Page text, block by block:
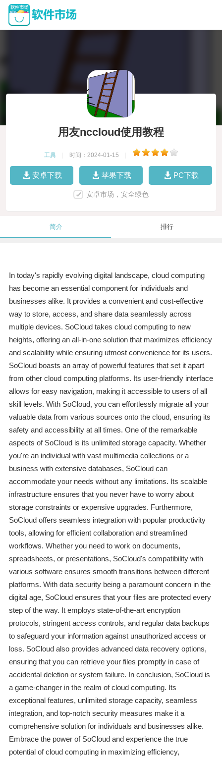
用友nccloud使用教程
工具 时间：2024-01-15
安卓下载 苹果下载 PC下载
安卓市场，安全绿色
简介 排行
In today's rapidly evolving digital landscape, cloud computing
has become an essential component for individuals and
businesses alike. It provides a convenient and cost-effective
way to store, access, and share data seamlessly across
multiple devices. SoCloud takes cloud computing to new
heights, offering an all-in-one solution that maximizes efficiency
and scalability while ensuring utmost convenience for its users.
SoCloud boasts an array of powerful features that set it apart
from other cloud computing platforms. Its user-friendly interface
allows for easy navigation, making it accessible to users of all
skill levels. With SoCloud, you can effortlessly migrate all your
valuable data from various sources onto the cloud, ensuring its
safety and accessibility at all times. One of the remarkable
aspects of SoCloud is its unlimited storage capacity. Whether
you're an individual with vast multimedia collections or a
business with extensive databases, SoCloud can
accommodate your needs without any limitations. Its scalable
infrastructure ensures that you never have to worry about
storage constraints or expensive upgrades. Furthermore,
SoCloud offers seamless integration with popular productivity
tools, allowing for efficient collaboration and streamlined
workflows. Whether you need to work on documents,
spreadsheets, or presentations, SoCloud's compatibility with
various software ensures smooth transitions between different
platforms. With data security being a paramount concern in the
digital age, SoCloud ensures that your files are protected every
step of the way. It employs state-of-the-art encryption
protocols, stringent access controls, and regular data backups
to safeguard your information against unauthorized access or
loss. SoCloud also provides advanced data recovery options,
ensuring that you can retrieve your files promptly in case of
accidental deletion or system failure. In conclusion, SoCloud is
a game-changer in the realm of cloud computing. Its
exceptional features, unlimited storage capacity, seamless
integration, and top-notch security measures make it a
comprehensive solution for individuals and businesses alike.
Embrace the power of SoCloud and experience the true
potential of cloud computing in maximizing efficiency,